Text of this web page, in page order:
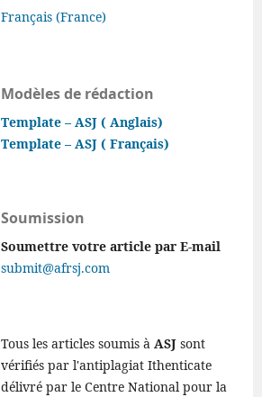
Français (France)
Modèles de rédaction
Template – ASJ ( Anglais)
Template – ASJ ( Français)
Soumission
Soumettre votre article par E-mail
submit@afrsj.com
Tous les articles soumis àASJ sont
vérifiés par l'antiplagiat Ithenticate
délivré par le Centre National pour la